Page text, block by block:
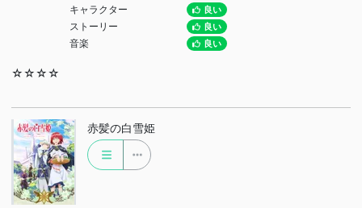
キャラクター 良い
ストーリー 良い
音楽 良い
☆☆☆☆
赤髪の白雪姫